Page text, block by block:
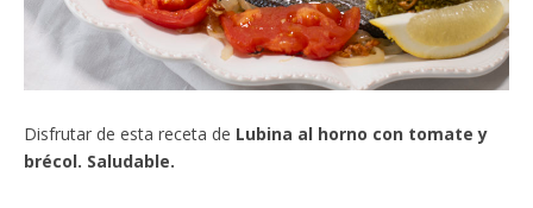
Disfrutar de esta receta de Lubina al horno con tomate y
brécol. Saludable.